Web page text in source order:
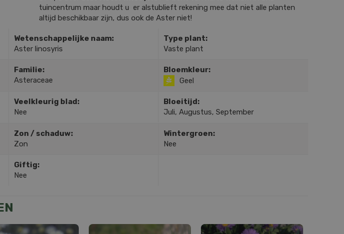
tuincentrum maar houdt u er alstublieft rekening mee dat niet alle planten
altijd beschikbaar zijn, dus ook de Aster niet!
Wetenschappelijke naam:
Aster linosyris
Type plant:
Vaste plant
Familie:
Asteraceae
Bloemkleur:
Geel
Veelkleurig blad:
Nee
Bloeitijd:
Juli, Augustus, September
Zon / schaduw:
Zon
Wintergroen:
Nee
Giftig:
Nee